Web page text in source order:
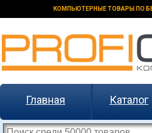
КОМПЬЮТЕРНЫЕ ТОВАРЫ ПО
Главная Каталог